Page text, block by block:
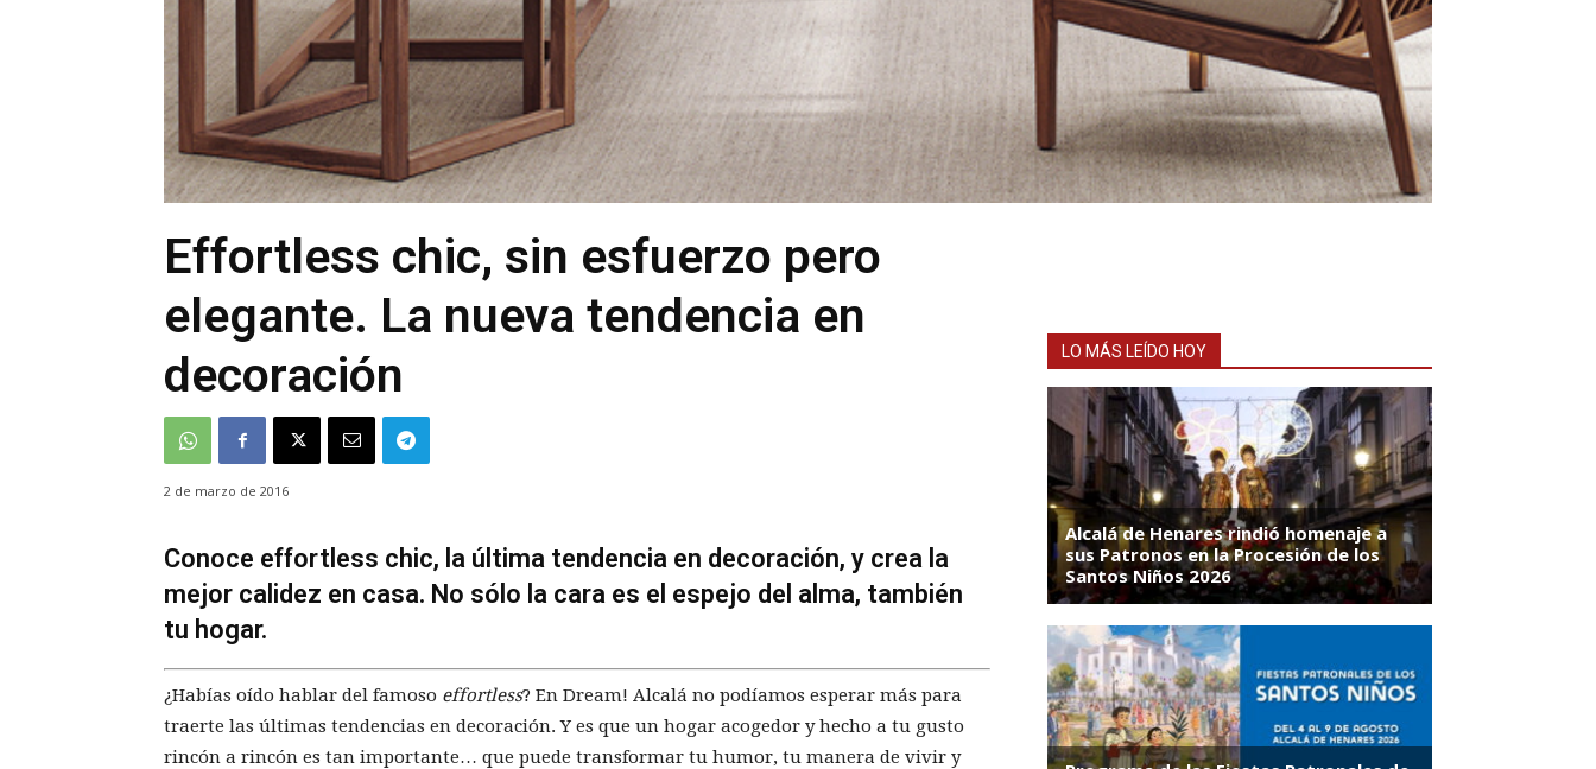
Effortless chic, sin esfuerzo pero
elegante. La nueva tendencia en
decoración
2 de marzo de 2016
Conoce effortless chic, la última tendencia en decoración, y crea la
mejor calidez en casa. No sólo la cara es el espejo del alma, también
tu hogar.
¿Habías oído hablar del famoso effortless? En Dream! Alcalá no podíamos esperar más para
traerte las últimas tendencias en decoración. Y es que un hogar acogedor y hecho a tu gusto
rincón a rincón es tan importante… que puede transformar tu humor, tu manera de vivir y
LO MÁS LEÍDO HOY